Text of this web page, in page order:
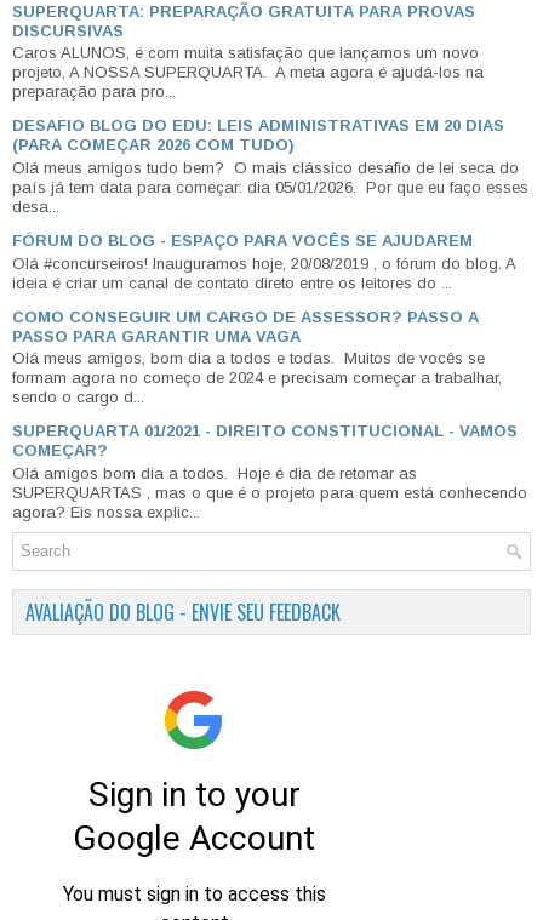
SUPERQUARTA: PREPARAÇÃO GRATUITA PARA PROVAS
DISCURSIVAS
Caros ALUNOS, é com muita satisfação que lançamos um novo
projeto, A NOSSA SUPERQUARTA. A meta agora é ajudá-los na
preparação para pro...
DESAFIO BLOG DO EDU: LEIS ADMINISTRATIVAS EM 20 DIAS
(PARA COMEÇAR 2026 COM TUDO)
Olá meus amigos tudo bem? O mais clássico desafio de lei seca do
país já tem data para começar: dia 05/01/2026. Por que eu faço esses
desa...
FÓRUM DO BLOG - ESPAÇO PARA VOCÊS SE AJUDAREM
Olá #concurseiros! Inauguramos hoje, 20/08/2019 , o fórum do blog. A
ideia é criar um canal de contato direto entre os leitores do ...
COMO CONSEGUIR UM CARGO DE ASSESSOR? PASSO A
PASSO PARA GARANTIR UMA VAGA
Olá meus amigos, bom dia a todos e todas. Muitos de vocês se
formam agora no começo de 2024 e precisam começar a trabalhar,
sendo o cargo d...
SUPERQUARTA 01/2021 - DIREITO CONSTITUCIONAL - VAMOS
COMEÇAR?
Olá amigos bom dia a todos. Hoje é dia de retomar as
SUPERQUARTAS , mas o que é o projeto para quem está conhecendo
agora? Eis nossa explic...
AVALIAÇÃO DO BLOG - ENVIE SEU FEEDBACK